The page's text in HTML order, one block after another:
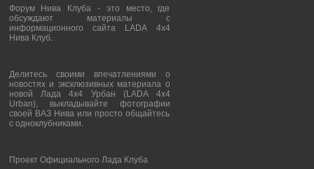
Форум Нива Клуба - это место, где
обсуждают материалы с
информационного сайта LADA 4x4
Нива Клуб.
Делитесь своими впечатлениями о
новостях и эксклюзивных материала о
новой Лада 4х4 Урбан (LADA 4x4
Urban), выкладывайте фотографии
своей ВАЗ Нива или просто общайтесь
с одноклубниками.
Проект Официального Лада Клуба